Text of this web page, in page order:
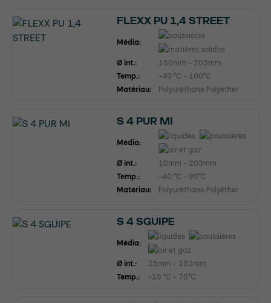
FLEXX PU 1,4 STREET
Média:
Ø int.:
180mm - 203mm
Temp.:
-40 °C - 100°C
Matériau:
Polyuréthane Polyéther
S 4 PUR MI
Média:
Ø int.:
10mm - 203mm
Temp.:
-40 °C - 90°C
Matériau:
Polyuréthane Polyéther
S 4 SGUIPE
Média:
Ø int.:
25mm - 102mm
Temp.:
-10 °C - 70°C